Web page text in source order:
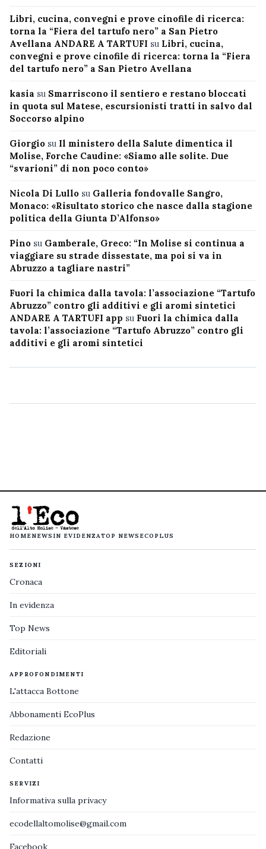
Libri, cucina, convegni e prove cinofile di ricerca:
torna la “Fiera del tartufo nero” a San Pietro
Avellana ANDARE A TARTUFI su Libri, cucina,
convegni e prove cinofile di ricerca: torna la “Fiera
del tartufo nero” a San Pietro Avellana
kasia su Smarriscono il sentiero e restano bloccati
in quota sul Matese, escursionisti tratti in salvo dal
Soccorso alpino
Giorgio su Il ministero della Salute dimentica il
Molise, Forche Caudine: «Siamo alle solite. Due
“svarioni” di non poco conto»
Nicola Di Lullo su Galleria fondovalle Sangro,
Monaco: «Risultato storico che nasce dalla stagione
politica della Giunta D’Alfonso»
Pino su Gamberale, Greco: “In Molise si continua a
viaggiare su strade dissestate, ma poi si va in
Abruzzo a tagliare nastri”
Fuori la chimica dalla tavola: l’associazione “Tartufo
Abruzzo” contro gli additivi e gli aromi sintetici
ANDARE A TARTUFI app su Fuori la chimica dalla
tavola: l’associazione “Tartufo Abruzzo” contro gli
additivi e gli aromi sintetici
HOMENEWS IN EVIDENZATOP NEWS ECOPLUS
SEZIONI
Cronaca
In evidenza
Top News
Editoriali
APPROFONDIMENTI
L'attacca Bottone
Abbonamenti EcoPlus
Redazione
Contatti
SERVIZI
Informativa sulla privacy
ecodellaltomolise@gmail.com
Facebook